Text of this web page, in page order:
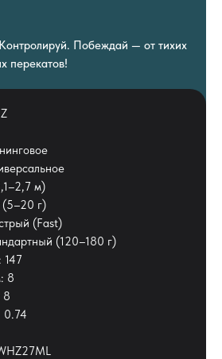
Побеждай — от тихих
перекатов!
м)
(5–20 г)
(Fast)
(120–180 г)
147
8
8
0.74